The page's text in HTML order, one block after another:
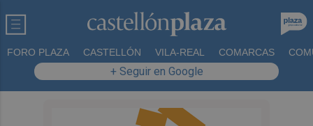
FORO PLAZA CASTELLÓN VILA-REAL COMARCAS
+ Seguir en Google